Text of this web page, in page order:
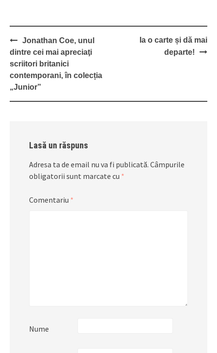
Post
navigation
Jonathan Coe, unul
dintre cei mai apreciaţi
scriitori britanici
contemporani, în colecția
„Junior”
Ia o carte și dă mai
departe!
Lasă un răspuns
Adresa ta de email nu va fi publicată. Câmpurile
obligatorii sunt marcate cu *
Comentariu *
Nume